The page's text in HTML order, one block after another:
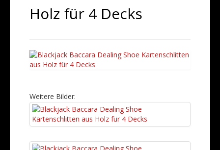
Holz für 4 Decks
Weitere Bilder: